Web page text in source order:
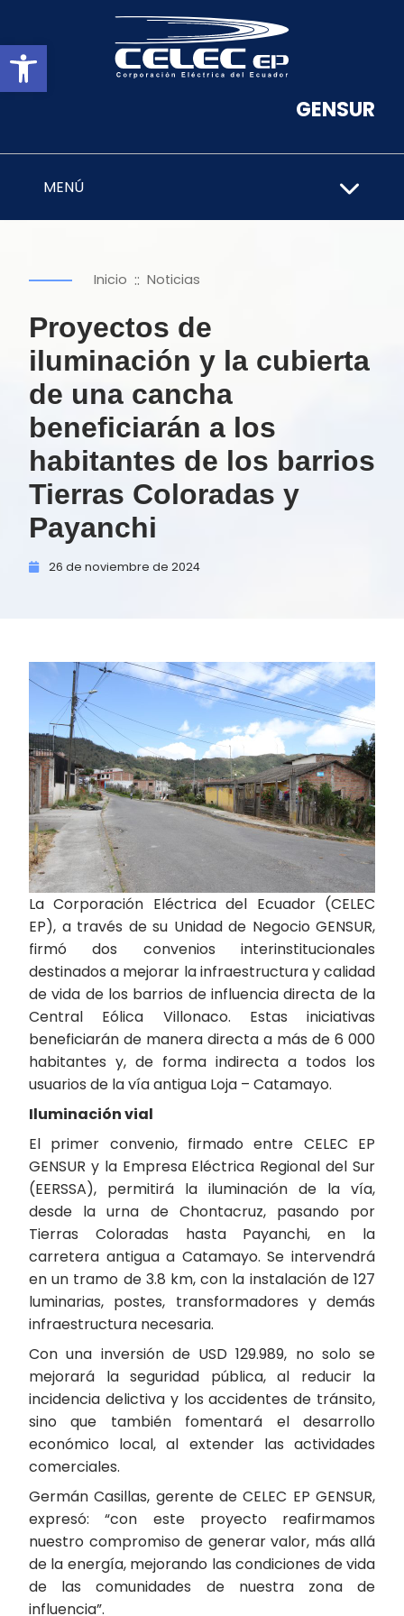
Abrir barra de herramientas
GENSUR
MENÚ
Inicio :: Noticias
Proyectos de
iluminación y la cubierta
de una cancha
beneficiarán a los
habitantes de los barrios
Tierras Coloradas y
Payanchi
26 de noviembre de 2024
La Corporación Eléctrica del Ecuador (CELEC
EP), a través de su Unidad de Negocio GENSUR,
firmó dos convenios interinstitucionales
destinados a mejorar la infraestructura y calidad
de vida de los barrios de influencia directa de la
Central Eólica Villonaco. Estas iniciativas
beneficiarán de manera directa a más de 6 000
habitantes y, de forma indirecta a todos los
usuarios de la vía antigua Loja – Catamayo.
Iluminación vial
El primer convenio, firmado entre CELEC EP
GENSUR y la Empresa Eléctrica Regional del Sur
(EERSSA), permitirá la iluminación de la vía,
desde la urna de Chontacruz, pasando por
Tierras Coloradas hasta Payanchi, en la
carretera antigua a Catamayo. Se intervendrá
en un tramo de 3.8 km, con la instalación de 127
luminarias, postes, transformadores y demás
infraestructura necesaria.
Con una inversión de USD 129.989, no solo se
mejorará la seguridad pública, al reducir la
incidencia delictiva y los accidentes de tránsito,
sino que también fomentará el desarrollo
económico local, al extender las actividades
comerciales.
Germán Casillas, gerente de CELEC EP GENSUR,
expresó: “con este proyecto reafirmamos
nuestro compromiso de generar valor, más allá
de la energía, mejorando las condiciones de vida
de las comunidades de nuestra zona de
influencia”.